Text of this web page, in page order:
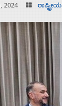
2024 ರಾಷ್ಟ್ರೀಯ